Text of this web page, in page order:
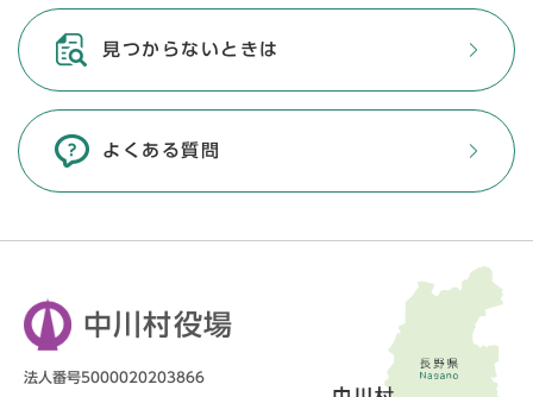
見つからないときは
よくある質問
中川村役場
法人番号5000020203866